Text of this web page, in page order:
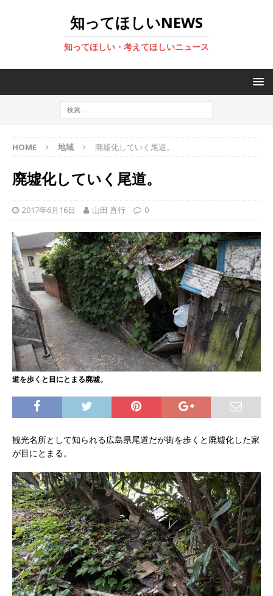
知ってほしいNEWS
知ってほしい・考えてほしいニュース
HOME 地域 廃墟化していく尾道。
廃墟化していく尾道。
2017年6月16日 山田 直行 0
道を歩くと目にとまる廃墟。
観光名所として知られる広島県尾道だが街を歩くと廃墟化した家
が目にとまる。